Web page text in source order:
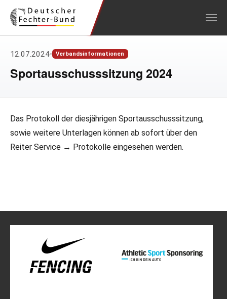
12.07.2024• Verbandsinformationen
Sportausschusssitzung 2024
Das Protokoll der diesjährigen Sportausschusssitzung,
sowie weitere Unterlagen können ab sofort über den
Reiter Service → Protokolle eingesehen werden.